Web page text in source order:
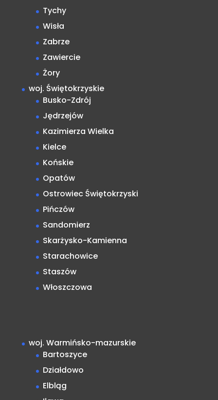
Tychy
Wisła
Zabrze
Zawiercie
Żory
woj. Świętokrzyskie
Busko-Zdrój
Jędrzejów
Kazimierza Wielka
Kielce
Końskie
Opatów
Ostrowiec Świętokrzyski
Pińczów
Sandomierz
Skarżysko-Kamienna
Starachowice
Staszów
Włoszczowa
woj. Warmińsko-mazurskie
Bartoszyce
Działdowo
Elbląg